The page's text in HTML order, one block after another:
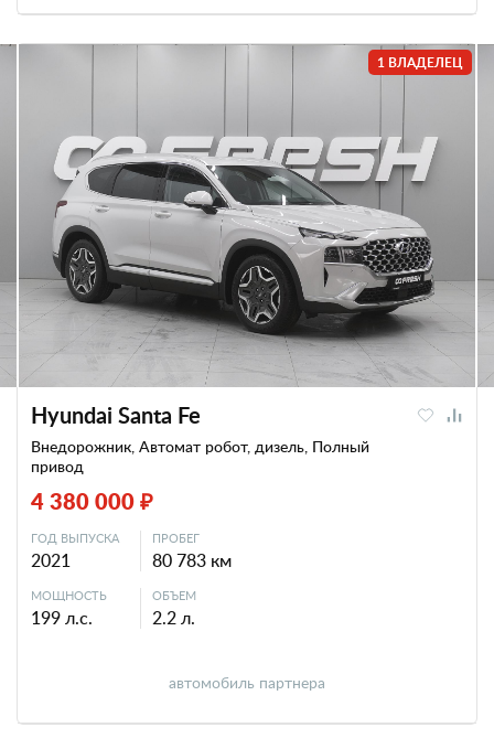
1 ВЛАДЕЛЕЦ
Hyundai Santa Fe
Внедорожник, Автомат робот, дизель, Полный
привод
4 380 000 ₽
ГОД ВЫПУСКА
2021
ПРОБЕГ
80 783 км
МОЩНОСТЬ
199 л.с.
ОБЪЕМ
2.2 л.
автомобиль партнера